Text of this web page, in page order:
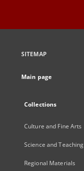
SITEMAP
Main page
Collections
Culture and Fine Arts
Science and Teaching
Regional Materials